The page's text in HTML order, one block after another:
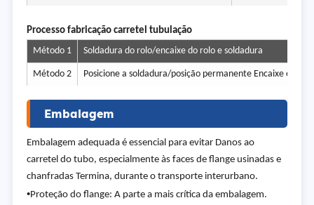
Processo fabricação carretel tubulação
Método 1
Soldadura do rolo/encaixe do rolo e soldadura
Método 2 Posicione a soldadura/posição permanente Encaixe e
Embalagem
Embalagem adequada é essencial para evitar Danos ao
carretel do tubo, especialmente às faces de flange usinadas e
chanfradas Termina, durante o transporte interurbano.
•Proteção do flange: A parte a mais crítica da embalagem.